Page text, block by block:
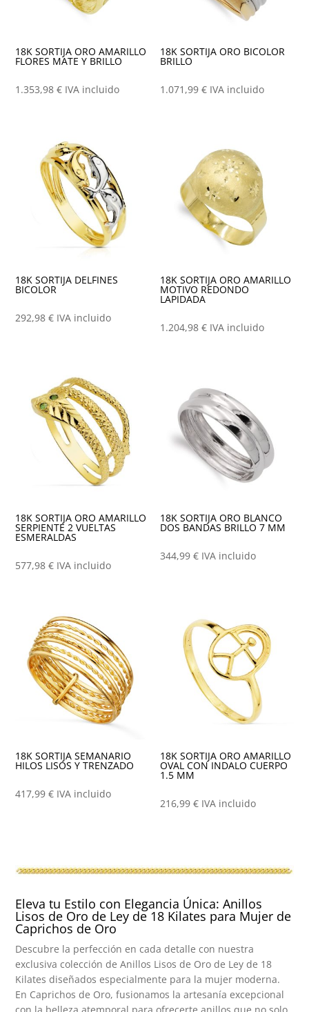
18K SORTIJA ORO AMARILLO
FLORES MATE Y BRILLO
1.353,98€ IVA incluido
18K SORTIJA ORO BICOLOR
BRILLO
1.071,99€ IVA incluido
18K SORTIJA DELFINES
BICOLOR
292,98€ IVA incluido
18K SORTIJA ORO AMARILLO
MOTIVO REDONDO
LAPIDADA
1.204,98€ IVA incluido
18K SORTIJA ORO AMARILLO
SERPIENTE 2 VUELTAS
ESMERALDAS
577,98€ IVA incluido
18K SORTIJA ORO BLANCO
DOS BANDAS BRILLO 7 MM
344,99€ IVA incluido
18K SORTIJA SEMANARIO
HILOS LISOS Y TRENZADO
417,99€ IVA incluido
18K SORTIJA ORO AMARILLO
OVAL CON INDALO CUERPO
1.5 MM
216,99€ IVA incluido
Eleva tu Estilo con Elegancia Única: Anillos
Lisos de Oro de Ley de 18 Kilates para Mujer de
Caprichos de Oro
Descubre la perfección en cada detalle con nuestra
exclusiva colección de Anillos Lisos de Oro de Ley de 18
Kilates diseñados especialmente para la mujer moderna.
En Caprichos de Oro, fusionamos la artesanía excepcional